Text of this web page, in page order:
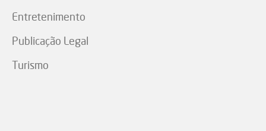
Entretenimento
Publicação Legal
Turismo